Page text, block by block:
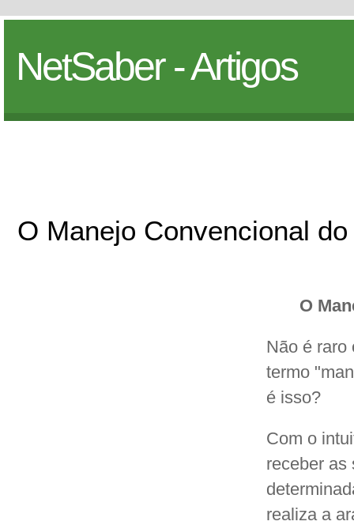
NetSaber - Artigos
O Manejo Convencional
O
Não é raro
termo
é isso?
Com o
receber as
realiza a